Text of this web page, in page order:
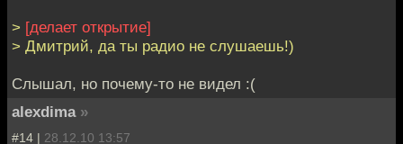
> [делает открытие]
> Дмитрий, да ты радио не слушаешь!)
Слышал, но почему-то не видел :(
alexdima »
#14 | 28.12.10 13:57